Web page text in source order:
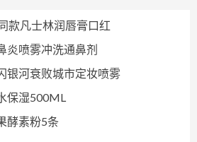
款凡士林润唇膏口红
炎喷雾冲洗通鼻剂
银河衰败城市定妆喷雾
保湿500ML
酵素粉5条